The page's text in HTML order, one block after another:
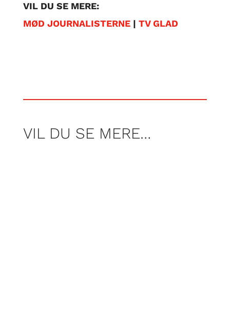
VIL DU SE MERE:
MØD JOURNALISTERNE| TV GLAD
VIL DU SE MERE…